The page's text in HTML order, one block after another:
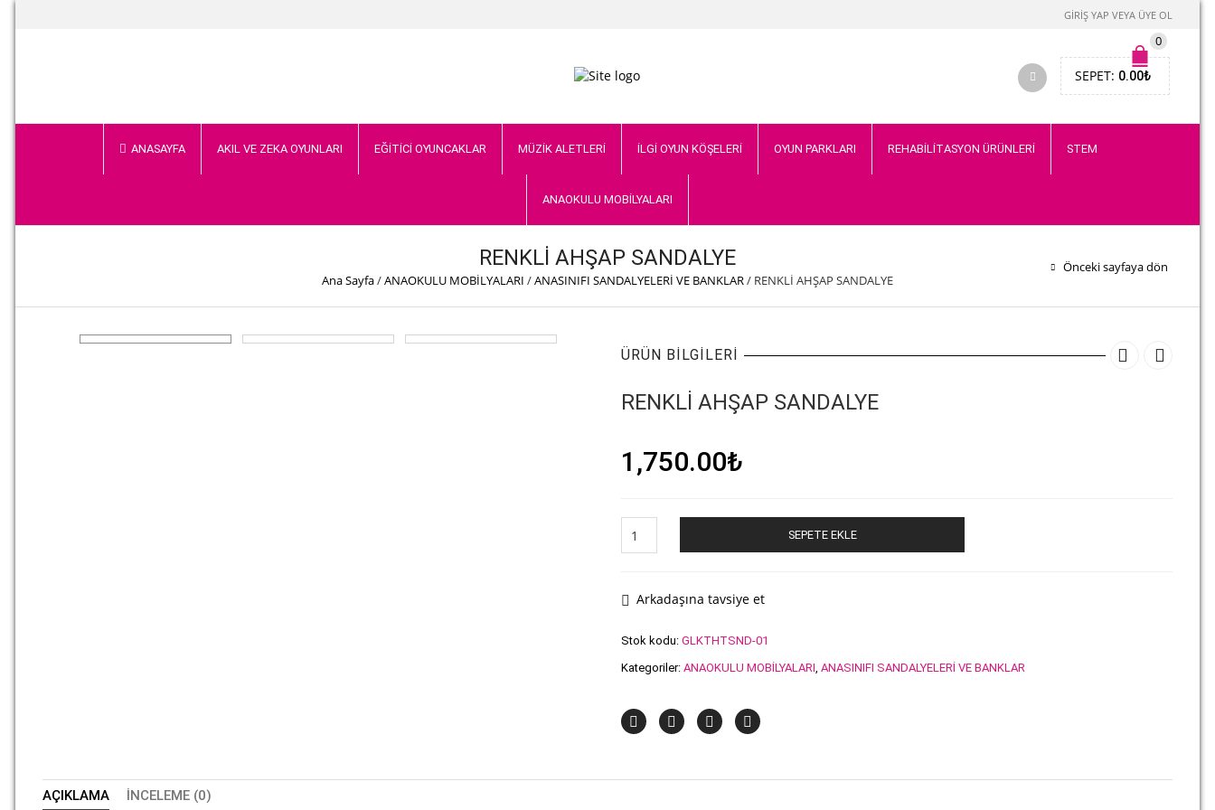
GIRIŞ YAP VEYA ÜYE OL
0
SEPET: 0.00₺
ANASAYFA AKIL VE ZEKA OYUNLARI EĞİTİCİ OYUNCAKLAR MÜZİK ALETLERİ İLGİ OYUN KÖŞELERİ OYUN PARKLARI REHABİLİTASYON ÜRÜNLERİ STEM
ANAOKULU MOBİLYALARI
RENKLİ AHŞAP SANDALYE
Ana Sayfa/ANAOKULU MOBİLYALARI /ANASINIFI SANDALYELERİ VE BANKLAR/ RENKLİ AHŞAP SANDALYE
Önceki sayfaya dön
ÜRÜN BILGILERI
RENKLİ AHŞAP SANDALYE
1,750.00₺
AHŞAP
SEPETE EKLE
Arkadaşına tavsiye et
Stok kodu: GLKTHTSND-01
Kategoriler: ANAOKULU MOBİLYALARI ANASINIFI SANDALYELERİ VE BANKLAR
AÇIKLAMA İNCELEME (0)